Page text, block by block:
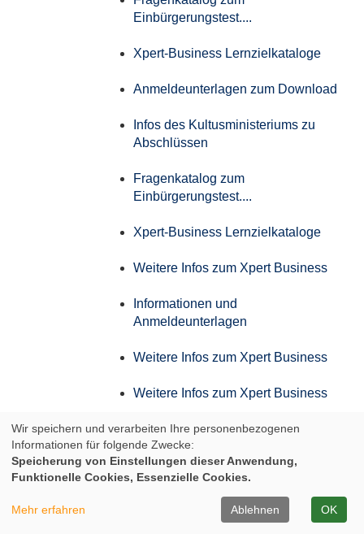
Einbürgerungstest....
Xpert-Business Lernzielkataloge
Anmeldeunterlagen zum Download
Infos des Kultusministeriums zu
Abschlüssen
Fragenkatalog zum
Einbürgerungstest....
Xpert-Business Lernzielkataloge
Weitere Infos zum Xpert Business
Informationen und
Anmeldeunterlagen
Weitere Infos zum Xpert Business
Weitere Infos zum Xpert Business
Weitere Infos zum Xpert Business
Weitere Infos zum Xpert Business
Infos zum Aufstiegs-BAföG
Wir speichern und verarbeiten Ihre personenbezogenen
Informationen für folgende Zwecke:
Speicherung von Einstellungen dieser Anwendung,
Funktionelle Cookies, Essenzielle Cookies.
Mehr erfahren Ablehnen OK